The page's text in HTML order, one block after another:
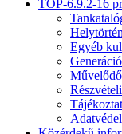
TOP-6.9.2-16
Egyéb